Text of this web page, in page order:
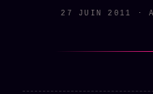
Références
27 JUIN 2011 ·